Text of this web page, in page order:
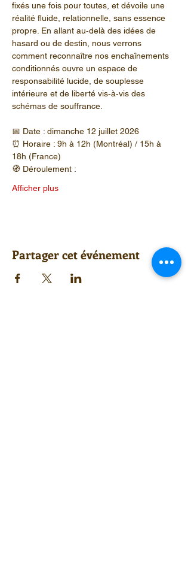
fixés une fois pour toutes, et dévoile une
réalité fluide, relationnelle, sans essence
propre. En allant au‑delà des idées de
hasard ou de destin, nous verrons
comment reconnaître nos enchaînements
conditionnés ouvre un espace de
responsabilité lucide, de souplesse
intérieure et de liberté vis‑à‑vis des
schémas de souffrance.
📅 Date : dimanche 12 juillet 2026
⏰ Horaire : 9h à 12h (Montréal) / 15h à
18h (France)
🧭 Déroulement :
Afficher plus
Partager cet événement